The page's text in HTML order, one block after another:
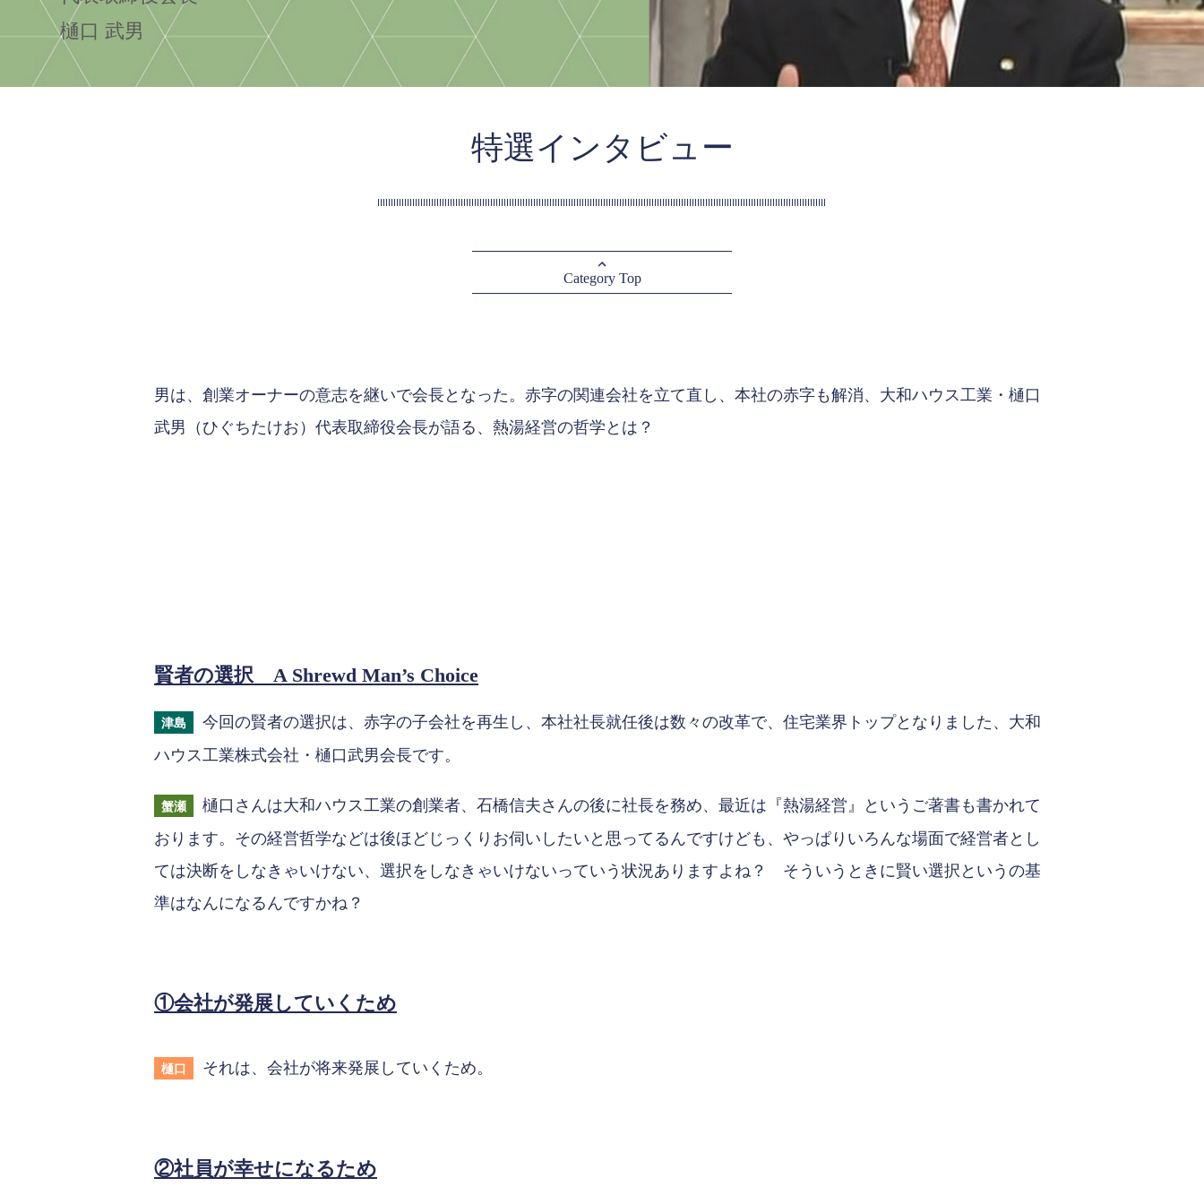
樋口 武男
特選インタビュー
Category Top
男は、創業オーナーの意志を継いで会長となった。赤字の関連会社を立て直し、本社の赤字も解消、大和ハウス工業・樋口
武男（ひぐちたけお）代表取締役会長が語る、熱湯経営の哲学とは？
賢者の選択 A Shrewd Man’s Choice
津島
今回の賢者の選択は、赤字の子会社を再生し、本社社長就任後は数々の改革で、住宅業界トップとなりました、大和
ハウス工業株式会社・樋口武男会長です。
蟹瀬
樋口さんは大和ハウス工業の創業者、石橋信夫さんの後に社長を務め、最近は『熱湯経営』というご著書も書かれて
おります。その経営哲学などは後ほどじっくりお伺いしたいと思ってるんですけども、やっぱりいろんな場面で経営者とし
ては決断をしなきゃいけない、選択をしなきゃいけないっていう状況ありますよね？ そういうときに賢い選択というの基
準はなんになるんですかね？
①会社が発展していくため
樋口 それは、会社が将来発展していくため。
②社員が幸せになるため